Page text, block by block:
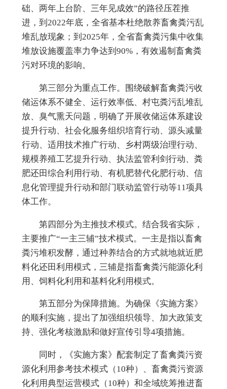
础、两年上台阶、三年见成效”的路径压茬推
进，到2022年底，全省基本杜绝散养畜禽粪污乱
堆乱放现象；到2025年，全省畜禽粪污集中收集
堆放设施覆盖率力争达到90%，有效遏制畜禽粪
污对环境的影响。
第三部分为重点工作。
围绕破解畜禽粪污收
储运体系不健全、运行效率低、村屯粪污乱堆乱
放、臭气熏天问题，明确了开展收储运体系建设
提升行动、 社会化服务组织培育行动、源头减量
行动、适用技术推广行动、乡村两级治理行动、
规模养殖工艺提升行动、执法监管利剑行动、粪
肥还田综合利用行动、有机肥替代化肥行动、信
息化管理提升行动和部门联动监管行动等11项具
体工作。
第四部分为主推技术模式。 结合我省实际，
主要推广“一主三辅”技术模式。一主是指以畜禽
粪污堆积发酵，通过种养结合的方式就地就近肥
料化还田利用模式，三辅是指畜禽粪污能源化利
用、饲料化利用和基料化利用模式。
第五部分为保障措施。 为确保《实施方案》
的顺利实施，提出了加强组织领导、加大政策支
持、强化考核激励和做好宣传引导4项措施。
同时，《实施方案》 配套制定了畜禽粪污资
源化利用参考技术模式（10种）
、 畜禽粪污资源
化利用典型运营模式（10种） 和全域统筹推进畜